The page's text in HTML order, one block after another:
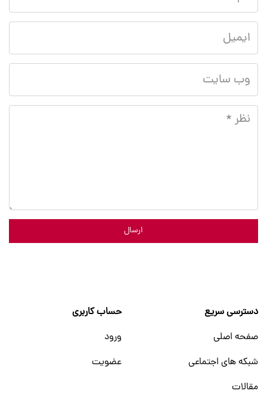
ارسال
دسترسی سریع
صفحه اصلی
شبکه های اجتماعی
مقالات
حساب کاربری
ورود
عضویت